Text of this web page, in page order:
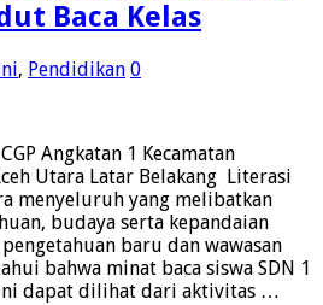
Baca Kelas
, Pendidikan 0
Angkatan 1 Kecamatan
Utara Latar Belakang Literasi
menyeluruh yang melibatkan
budaya serta kepandaian
baru dan wawasan
bahwa minat baca siswa SDN 1
ini dapat dilihat dari aktivitas …